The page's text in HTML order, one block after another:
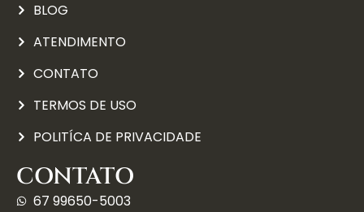
BLOG
ATENDIMENTO
CONTATO
TERMOS DE USO
POLITÍCA DE PRIVACIDADE
CONTATO
67 99650-5003